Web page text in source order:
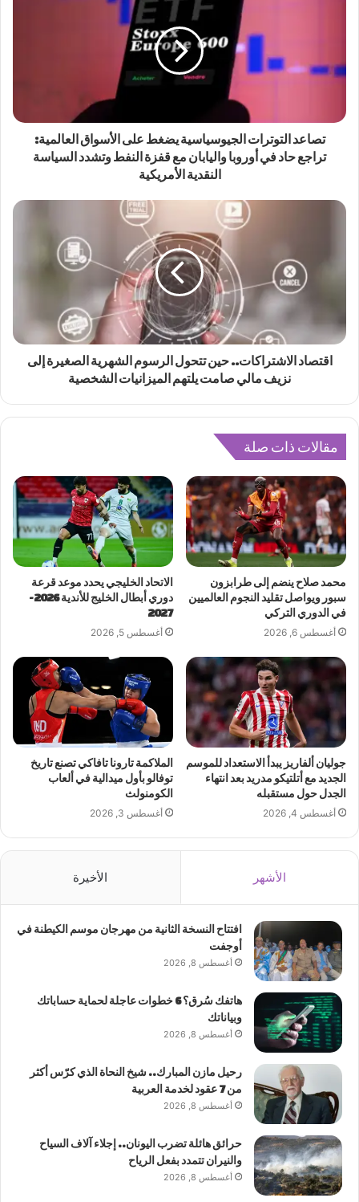
تصاعد التوترات الجيوسياسية يضغط على الأسواق العالمية:
تراجع حاد في أوروبا واليابان مع قفزة النفط وتشدد السياسة
النقدية الأمريكية
اقتصاد الاشتراكات.. حين تتحول الرسوم الشهرية الصغيرة إلى
نزيف مالي صامت يلتهم الميزانيات الشخصية
مقالات ذات صلة
محمد صلاح ينضم إلى طرابزون
سبور ويواصل تقليد النجوم العالميين
في الدوري التركي
أغسطس 6, 2026
الاتحاد الخليجي يحدد موعد قرعة
دوري أبطال الخليج للأندية 2026-
2027
أغسطس 5, 2026
جوليان ألفاريز يبدأ الاستعداد للموسم
الجديد مع أتلتيكو مدريد بعد انتهاء
الجدل حول مستقبله
أغسطس 4, 2026
الملاكمة تارونا تافاكي تصنع تاريخ
توفالو بأول ميدالية في ألعاب
الكومنولث
أغسطس 3, 2026
الأشهر الأخيرة
افتتاح النسخة الثانية من مهرجان موسم الكيطنة في
أوجفت
أغسطس 8, 2026
هاتفك سُرق؟ 6 خطوات عاجلة لحماية حساباتك
وبياناتك
أغسطس 8, 2026
رحيل مازن المبارك.. شيخ النحاة الذي كرّس أكثر
من 7 عقود لخدمة العربية
أغسطس 8, 2026
حرائق هائلة تضرب اليونان.. إجلاء آلاف السياح
والنيران تتمدد بفعل الرياح
أغسطس 8, 2026